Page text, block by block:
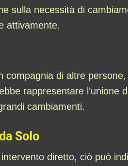
sulla necessità di
attivamente.
compagnia di altre
rappresentare
cambiamenti.
Solo
diretto, ciò può